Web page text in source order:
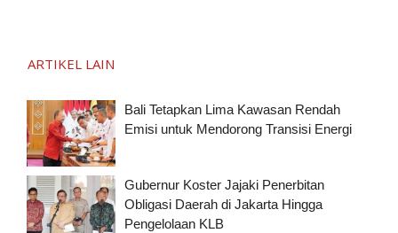
ARTIKEL LAIN
Bali Tetapkan Lima Kawasan Rendah
Emisi untuk Mendorong Transisi Energi
Gubernur Koster Jajaki Penerbitan
Obligasi Daerah di Jakarta Hingga
Pengelolaan KLB